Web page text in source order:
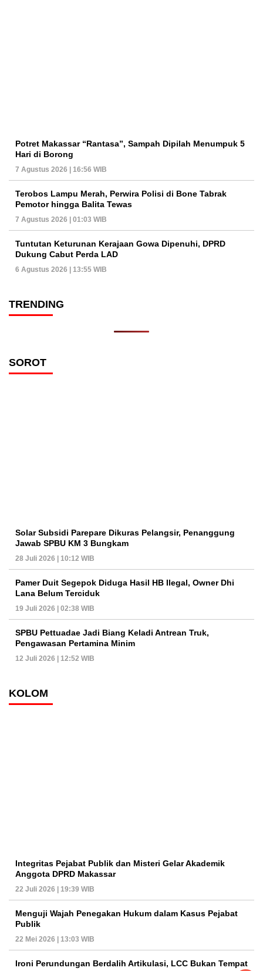
Potret Makassar “Rantasa”, Sampah Dipilah Menumpuk 5
Hari di Borong
7 Agustus 2026 | 16:56 WIB
Terobos Lampu Merah, Perwira Polisi di Bone Tabrak
Pemotor hingga Balita Tewas
7 Agustus 2026 | 01:03 WIB
Tuntutan Keturunan Kerajaan Gowa Dipenuhi, DPRD
Dukung Cabut Perda LAD
6 Agustus 2026 | 13:55 WIB
TRENDING
SOROT
Solar Subsidi Parepare Dikuras Pelangsir, Penanggung
Jawab SPBU KM 3 Bungkam
28 Juli 2026 | 10:12 WIB
Pamer Duit Segepok Diduga Hasil HB Ilegal, Owner Dhi
Lana Belum Terciduk
19 Juli 2026 | 02:38 WIB
SPBU Pettuadae Jadi Biang Keladi Antrean Truk,
Pengawasan Pertamina Minim
12 Juli 2026 | 12:52 WIB
KOLOM
Integritas Pejabat Publik dan Misteri Gelar Akademik
Anggota DPRD Makassar
22 Juli 2026 | 19:39 WIB
Menguji Wajah Penegakan Hukum dalam Kasus Pejabat
Publik
22 Mei 2026 | 13:03 WIB
Ironi Perundungan Berdalih Artikulasi, LCC Bukan Tempat